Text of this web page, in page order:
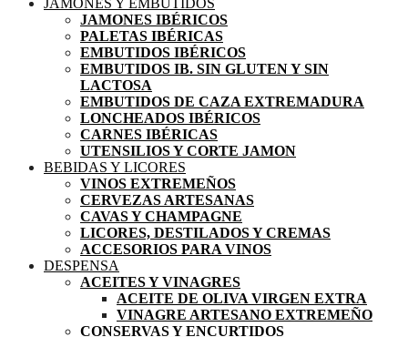
JAMONES IBÉRICOS
PALETAS IBÉRICAS
EMBUTIDOS IBÉRICOS
EMBUTIDOS IB. SIN GLUTEN Y SIN
LACTOSA
EMBUTIDOS DE CAZA EXTREMADURA
LONCHEADOS IBÉRICOS
CARNES IBÉRICAS
UTENSILIOS Y CORTE JAMON
BEBIDAS Y LICORES
VINOS EXTREMEÑOS
CERVEZAS ARTESANAS
CAVAS Y CHAMPAGNE
LICORES, DESTILADOS Y CREMAS
ACCESORIOS PARA VINOS
DESPENSA
ACEITES Y VINAGRES
ACEITE DE OLIVA VIRGEN EXTRA
VINAGRE ARTESANO EXTREMEÑO
CONSERVAS Y ENCURTIDOS